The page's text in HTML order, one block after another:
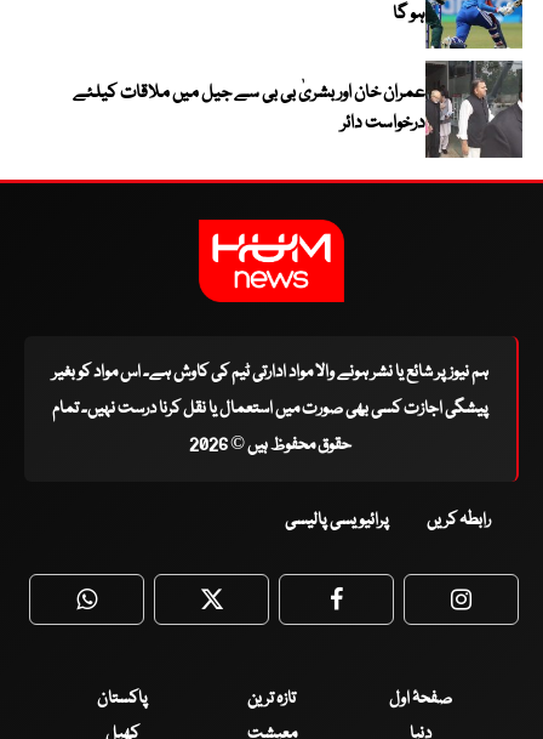
ہو گا
عمران خان اور بشریٰ بی بی سے جیل میں ملاقات کیلئے
درخواست دائر
ہم نیوز پر شائع یا نشر ہونے والا مواد ادارتی ٹیم کی کاوش ہے۔ اس مواد کو بغیر
پیشگی اجازت کسی بھی صورت میں استعمال یا نقل کرنا درست نہیں۔ تمام
حقوق محفوظ ہیں © 2026
رابطہ کریں پرائیویسی پالیسی
WhatsApp Twitter Facebook
صفحۂ اول تازہ ترین
پاکستان